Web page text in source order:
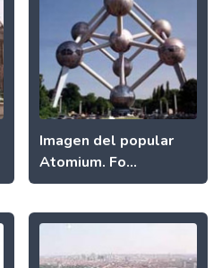
Imagen del popular
Atomium. Fo...